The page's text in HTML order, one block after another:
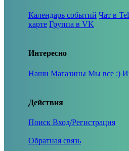
Календарь событий Чат в
карте Группа в VK
Интересно
Наши Магазины Мы все :)
Действия
Поиск Вход/Регистрация
Обратная связь